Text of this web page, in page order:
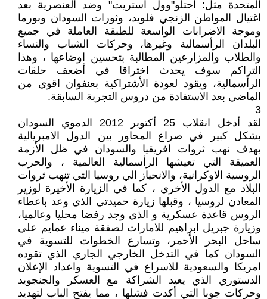
المتحدة مثل: احتلو"وول استريت" وضد العنصرية بعد
اغتيال المواطن الزنجي فلويد، وثورات السودان وبورما
وموجة الاضرابات الواسعة للطبقة العاملة في جميع
البلدان الرأسمالية وغيرها، وحركات الشباب والنساء
والطلاب والمزارعين المطالبة بتحسين اوضاعها ، وهذا
التراكم سوف يحدث اختراقا في أضعف حلقات
الرأسمالية، ويقود لعودة الأشتراكية بعنفوان اقوي من
الماضي بعد الاستفادة من دروس التجربة السابقة.
3
لقد أدخل انقلاب 25 أكتوبر 2012 الدموي السودان
بشكل كبير في صراع المحاور بين الدول الامبريالية
بهدف نهب ثروات افريقيا والسودان في ظل الأزمة
العميقة التي تعيشها الرأسمالية العالمية ، والحرب
الروسية الاوكرانية، والانحياز الي روسيا التي تنهب ثروات
البلاد مع الدول الأخري ، كما في الزيارة الأخيرة لوزير
المعادن لروسيا ، وقبلها زيارة حميدتي الذي وعد باعطاء
الروس قاعدة عسكرية و الذي وجد رفضا محليا وعالميا،
وزيارة جبريل ابراهيم للامارات لصفقة ميناء عمايم علي
ساحل البحر الأحمر، وتسارع الخطوات للتسوية في
السودان كما في التدخل الخارجي الجاري الذي تقوده
امريكا والسعودية للاسراع في التسوية واعداد الإعلان
الدستوري الذي يعيد الشراكة مع العسكر والجنجويد
وحركات جوبا التي أكدت فشلها ، مما يفتح الباب لتهديد